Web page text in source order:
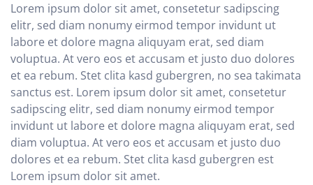
Lorem ipsum dolor sit amet, consetetur sadipscing
elitr, sed diam nonumy eirmod tempor invidunt ut
labore et dolore magna aliquyam erat, sed diam
voluptua. At vero eos et accusam et justo duo dolores
et ea rebum. Stet clita kasd gubergren, no sea takimata
sanctus est. Lorem ipsum dolor sit amet, consetetur
sadipscing elitr, sed diam nonumy eirmod tempor
invidunt ut labore et dolore magna aliquyam erat, sed
diam voluptua. At vero eos et accusam et justo duo
dolores et ea rebum. Stet clita kasd gubergren est
Lorem ipsum dolor sit amet.